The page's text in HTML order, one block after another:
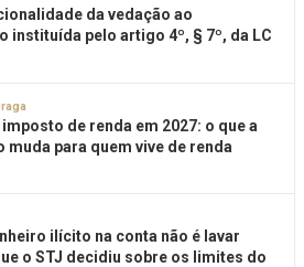
da vedação ao
instituída pelo artigo 4º, § 7º, da LC
de renda em 2027: o que a
muda para quem vive de renda
ilícito na conta não é lavar
o STJ decidiu sobre os limites do